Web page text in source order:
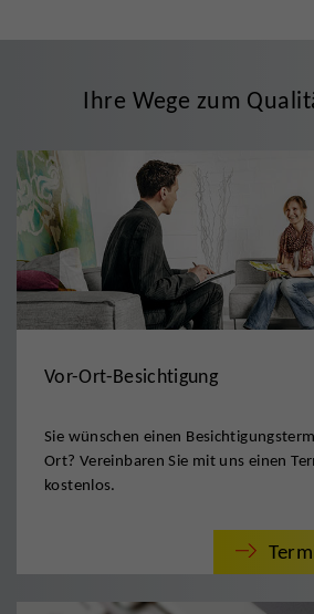
Ihre Wege zum
Vor-Ort-Besichtigung
Sie wünschen einen
Ort? Vereinbaren Sie mit uns einen
kostenlos.